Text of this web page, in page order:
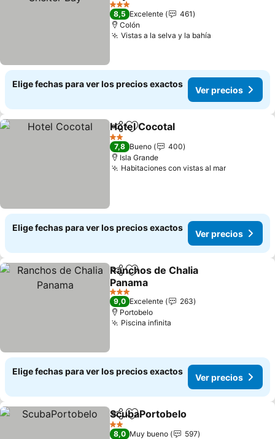
3 Estrellas
8,5 Excelente
461
Colón
Vistas a la selva y la bahía
Elige fechas para ver los precios exactos
Ver precios
CompartirAgregar a favoritos
Hotel Cocotal
2 Estrellas
7,8 Bueno
400
Isla Grande
Habitaciones con vistas al mar
Elige fechas para ver los precios exactos
Ver precios
CompartirAgregar a favoritos
Ranchos de Chalia
Panama
3 Estrellas
9,0 Excelente
263
Portobelo
Piscina infinita
Elige fechas para ver los precios exactos
Ver precios
CompartirAgregar a favoritos
ScubaPortobelo
2 Estrellas
8,0 Muy bueno
597